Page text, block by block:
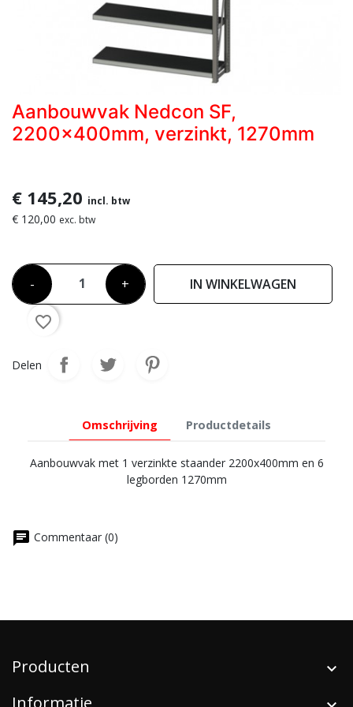
Aanbouwvak Nedcon SF,
2200x400mm, verzinkt, 1270mm
€ 145,20 incl. btw
€ 120,00 exc. btw
- + IN WINKELWAGEN
favorite_border
Delen
Omschrijving Productdetails
Aanbouwvak met 1 verzinkte staander 2200x400mm en 6
legborden 1270mm
chat Commentaar (0)
Producten
Informatie